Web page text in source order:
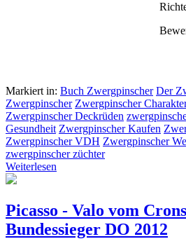
Markiert in: Buch Zwergpinscher Der
Zwergpinscher Zwergpinscher
Zwergpinscher Deckrüden
Gesundheit Zwergpinscher Kaufen
Zwergpinscher VDH Zwergpinscher
zwergpinscher züchter
Weiterlesen
Picasso - Valo vom
Bundessieger DO 2012